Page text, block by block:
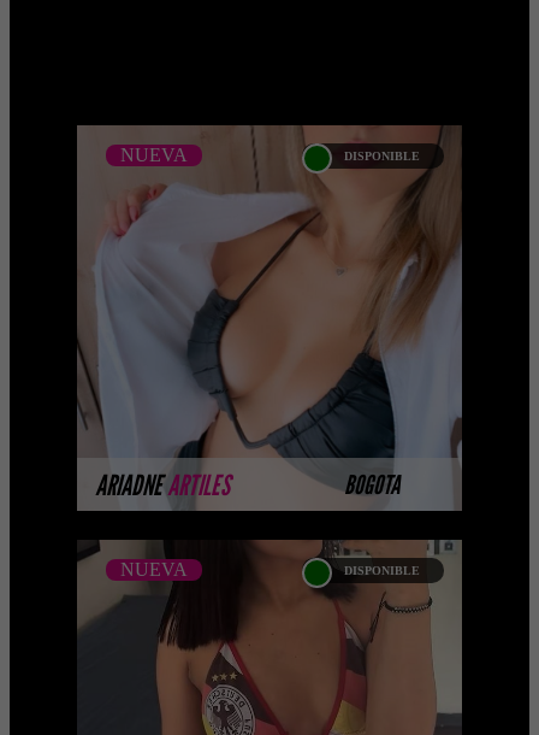
ARIADNEARTILES BOGOTA
NUEVA DISPONIBLE
ARIADNE ARTILES -
CATALOGO PLATINO -
BOGOTA
NUEVA
...Próximamente.... Algunas de nuestras
modelos aún no tienen imágenes
disponibles en la web porque están
completando su ses ...
MÁS INFORMACIÓN
NUEVA DISPONIBLE
LILIANA CEPEDA
NUEVA
Próximamente.... Algunas de nuestras
modelos aún no tienen imágenes
disponibles en la web porque están
completando su sesión ...